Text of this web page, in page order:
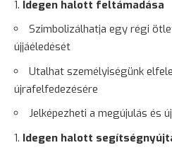
Idegen halott feltámadása
Szimbolizálhatja egy régi
újjáéledését
Utalhat személyiségünk
újrafelfedezésére
Jelképezheti a megújulás és
Idegen halott